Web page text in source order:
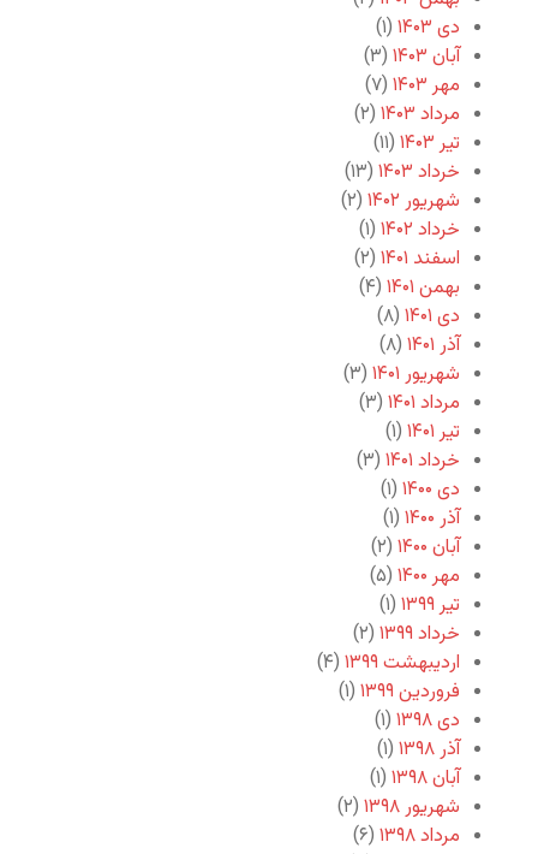
دی ۱۴۰۳
(۱)
آبان ۱۴۰۳
(۳)
مهر ۱۴۰۳
(۷)
مرداد ۱۴۰۳
(۲)
تیر ۱۴۰۳
(۱۱)
خرداد ۱۴۰۳
(۱۳)
شهریور ۱۴۰۲
(۲)
خرداد ۱۴۰۲
(۱)
اسفند ۱۴۰۱
(۲)
بهمن ۱۴۰۱
(۴)
دی ۱۴۰۱
(۸)
آذر ۱۴۰۱
(۸)
شهریور ۱۴۰۱
(۳)
مرداد ۱۴۰۱
(۳)
تیر ۱۴۰۱
(۱)
خرداد ۱۴۰۱
(۳)
دی ۱۴۰۰
(۱)
آذر ۱۴۰۰
(۱)
آبان ۱۴۰۰
(۲)
مهر ۱۴۰۰
(۵)
تیر ۱۳۹۹
(۱)
خرداد ۱۳۹۹
(۲)
اردیبهشت ۱۳۹۹
(۴)
فروردین ۱۳۹۹
(۱)
دی ۱۳۹۸
(۱)
آذر ۱۳۹۸
(۱)
آبان ۱۳۹۸
(۱)
شهریور ۱۳۹۸
(۲)
مرداد ۱۳۹۸
(۶)